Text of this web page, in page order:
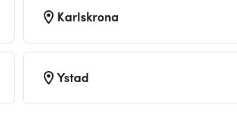
Karlskrona
Ystad